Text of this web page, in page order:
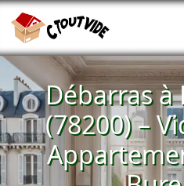
Débarras à
(78200) –